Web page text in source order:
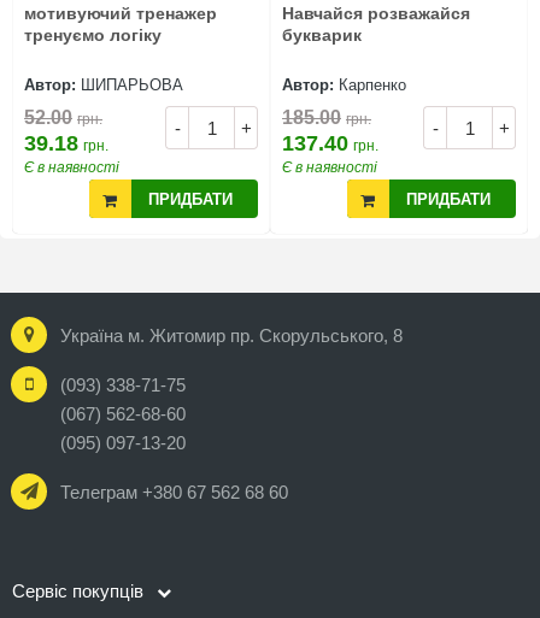
мотивуючий тренажер
тренуємо логіку
Автор: ШИПАРЬОВА
- +
52.00 грн.
39.18 грн.
Є в наявності
ПРИДБАТИ
Навчайся розважайся
букварик
Автор: Карпенко
- +
185.00 грн.
137.40 грн.
Є в наявності
ПРИДБАТИ
Україна м. Житомир пр. Скорульського, 8
(093) 338-71-75
(067) 562-68-60
(095) 097-13-20
Телеграм +380 67 562 68 60
Сервіс покупців